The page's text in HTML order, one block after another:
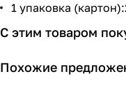
1 упаковка
С этим товаром
Похожие